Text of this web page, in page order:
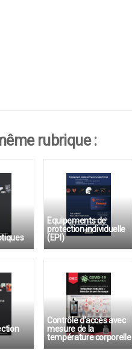
rubrique :
Equipements de
protection individuelle
(EPI)
Outillage pour électricien
Contrôle d’accès avec
mesure de la
température corporelle